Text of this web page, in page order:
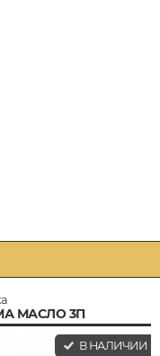
МАСЛО 3П
В НАЛИЧИИ